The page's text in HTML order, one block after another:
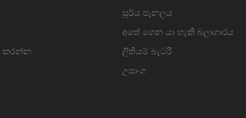
කරන්න
සූර්ය පැනලය
අතේ ගෙන යා හැකි බලාගාරය
ලිතියම් බැටරි
උපාංග